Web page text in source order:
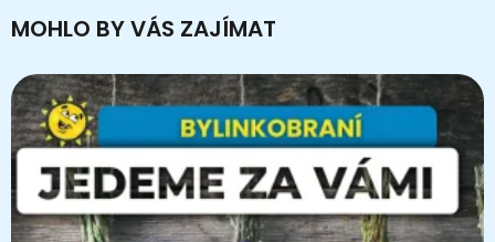
MOHLO BY VÁS ZAJÍMAT